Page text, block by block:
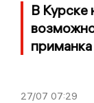
В Курске
27/07 07:29